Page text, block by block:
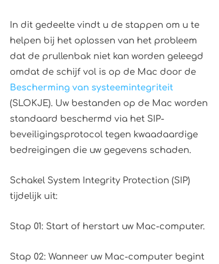
In dit gedeelte vindt u de stappen om u te
helpen bij het oplossen van het probleem
dat de prullenbak niet kan worden geleegd
omdat de schijf vol is op de Mac door de
Bescherming van systeemintegriteit
(SLOKJE). Uw bestanden op de Mac worden
standaard beschermd via het SIP-
beveiligingsprotocol tegen kwaadaardige
bedreigingen die uw gegevens schaden.
Schakel System Integrity Protection (SIP)
tijdelijk uit:
Stap 01: Start of herstart uw Mac-computer.
Stap 02: Wanneer uw Mac-computer begint